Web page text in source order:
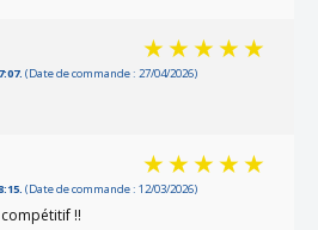
(Date de commande : 27/04/2026)
(Date de commande : 12/03/2026)
!!